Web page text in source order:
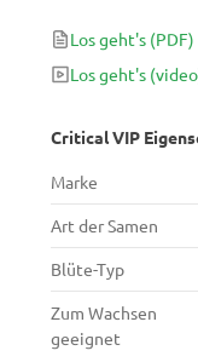
Critical VIP
Marke
Art der Samen
Blüte-Typ
Zum Wachsen
geeignet
klassische
einfach in der
Ihnen immens
Los geht's (PDF)
Los geht's